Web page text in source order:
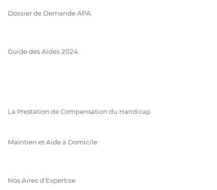
Dossier de Demande APA
Guide des Aides 2024
La Prestation de Compensation du Handicap
Maintien et Aide à Domicile
Nos Aires d'Expertise